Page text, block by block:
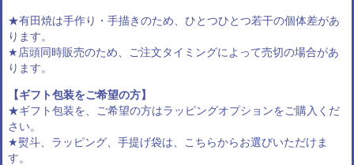
★有田焼は手作り・手描きのため、ひとつひとつ若干の個体差があ
ります。
★店頭同時販売のため、ご注文タイミングによって売切の場合があ
ります。
【ギフト包装をご希望の方】
★ギフト包装を、ご希望の方はラッピングオプションをご購入くだ
さい。
★熨斗、ラッピング、手提げ袋は、
こちらからお選びいただけま
す 。